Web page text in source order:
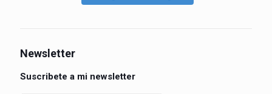
Newsletter
Suscribete a mi newsletter